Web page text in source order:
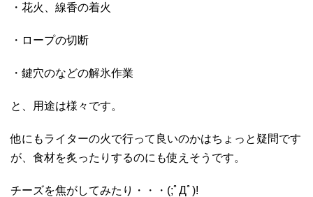
・花火、線香の着火
・ロープの切断
・鍵穴のなどの解氷作業
と、用途は様々です。
他にもライターの火で行って良いのかはちょっと疑問です
が、食材を炙ったりするのにも使えそうです。
チーズを焦がしてみたり・・・(;ﾟДﾟ)!